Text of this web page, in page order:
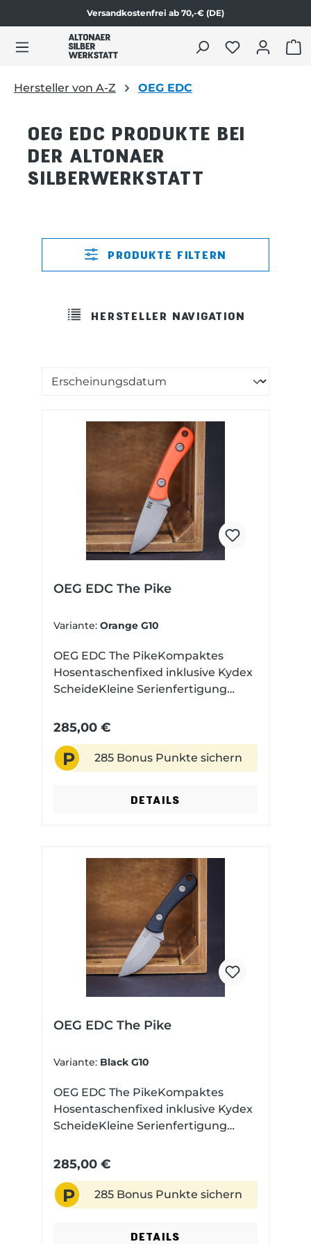
Versandkostenfrei ab 70,-€ (DE)
Hersteller von A-Z OEG EDC
OEG EDC PRODUKTE BEI
DER ALTONAER
SILBERWERKSTATT
PRODUKTE FILTERN
HERSTELLER NAVIGATION
OEG EDC The Pike
Variante: Orange G10
OEG EDC The PikeKompaktes
Hosentaschenfixed inklusive Kydex
ScheideKleine Serienfertigung
einem Stonewashed
285,00 €
P 285 Bonus Punkte sichern
DETAILS
OEG EDC The Pike
Variante: Black G10
OEG EDC The PikeKompaktes
Hosentaschenfixed inklusive Kydex
ScheideKleine Serienfertigung
einem Stonewashed
285,00 €
P 285 Bonus Punkte sichern
DETAILS